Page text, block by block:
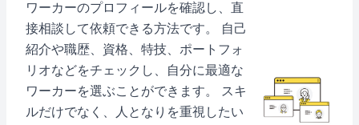
ワーカーのプロフィールを確認し、直
接相談して依頼できる方法です。 自己
紹介や職歴、資格、特技、ポートフォ
リオなどをチェックし、自分に最適な
ワーカーを選ぶことができます。 スキ
ルだけでなく、人となりを重視したい